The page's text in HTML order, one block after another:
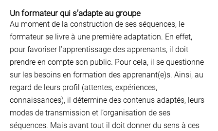
Un formateur qui s’adapte au groupe
Au moment de la construction de ses séquences, le
formateur se livre à une première adaptation. En effet,
pour favoriser l’apprentissage des apprenants, il doit
prendre en compte son public. Pour cela, il se questionne
sur les besoins en formation des apprenant(e)s. Ainsi, au
regard de leurs profil (attentes, expériences,
connaissances), il détermine des contenus adaptés, leurs
modes de transmission et l’organisation de ses
séquences. Mais avant tout il doit donner du sens à ces